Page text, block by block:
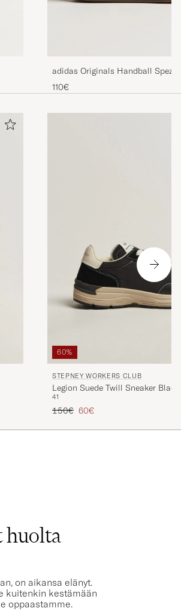
adidas Originals Handball
Black/White
110€
60%
STEPNEY WORKERS CLUB
Legion Suede Twill Sneaker Black
41
Tavallinen hinta
150€ Alennettu hinta
60€
huolta
on aikansa elänyt.
kuitenkin kestämään
oppaastamme.